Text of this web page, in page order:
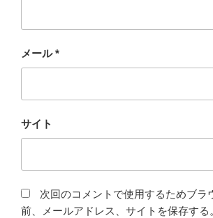
メール*
サイト
次回のコメントで使用するためブラ
前、メールアドレス、サイトを保存する